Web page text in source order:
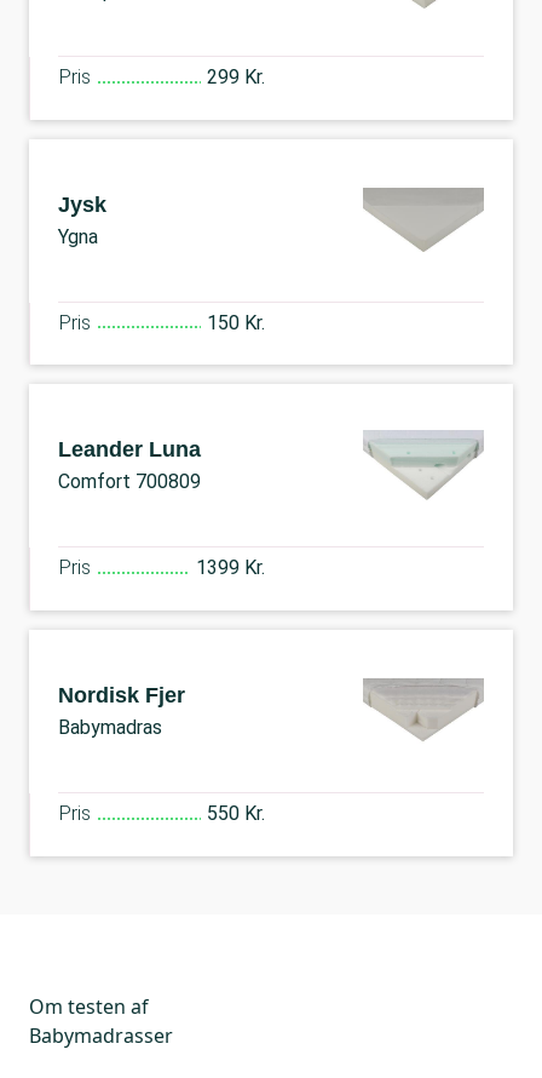
Pris 299 Kr.
Jysk
Ygna
Pris 150 Kr.
Leander Luna
Comfort 700809
Pris 1399 Kr.
Nordisk Fjer
Babymadras
Pris 550 Kr.
Om testen af
Babymadrasser